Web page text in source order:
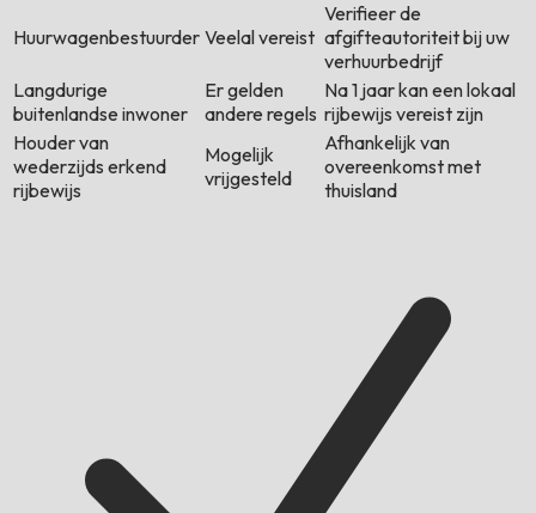
Huurwagenbestuurder Veelal vereist
Verifieer de
afgifteautoriteit bij uw
verhuurbedrijf
Langdurige
buitenlandse inwoner
Er gelden
andere regels
Na 1 jaar kan een lokaal
rijbewijs vereist zijn
Houder van
wederzijds erkend
rijbewijs
Mogelijk
vrijgesteld
Afhankelijk van
overeenkomst met
thuisland